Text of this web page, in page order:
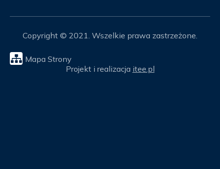
Copyright © 2021. Wszelkie prawa zastrzeżone.
Mapa Strony
Projekt i realizacja itee.pl